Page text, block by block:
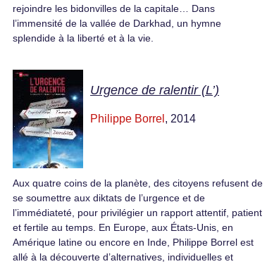
rejoindre les bidonvilles de la capitale… Dans
l’immensité de la vallée de Darkhad, un hymne
splendide à la liberté et à la vie.
Urgence de ralentir (L’)
Philippe Borrel , 2014
Aux quatre coins de la planète, des citoyens refusent de
se soumettre aux diktats de l’urgence et de
l’immédiateté, pour privilégier un rapport attentif, patient
et fertile au temps. En Europe, aux États-Unis, en
Amérique latine ou encore en Inde, Philippe Borrel est
allé à la découverte d’alternatives, individuelles et